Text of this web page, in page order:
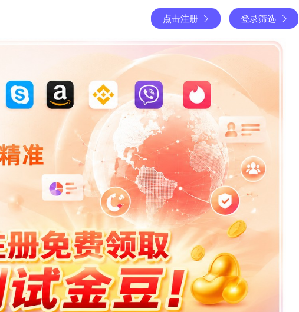
点击注册 登录筛选